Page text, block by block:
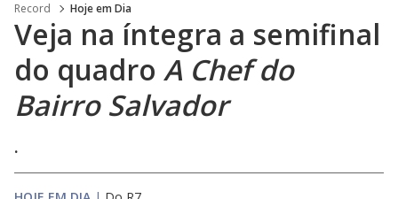
Record Hoje em Dia
Veja na íntegra a semifinal
do quadro A Chef do
Bairro Salvador
.